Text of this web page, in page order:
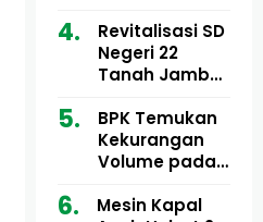
Bermain di
Balik Rp250
Ribu
dan Tgk
Muharuddin
Kini Didesak
Revitalisasi SD
Negeri 22
Tanah Jambo
Miliar Tuai
Sorotan, Publik
Pertanyakan
Anggaran
BPK Temukan
Kekurangan
Volume pada
Aceh Utara
Mesin Kapal